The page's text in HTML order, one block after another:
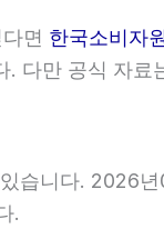
면 한국소비자
다만 공식 자
습니다. 2026
.